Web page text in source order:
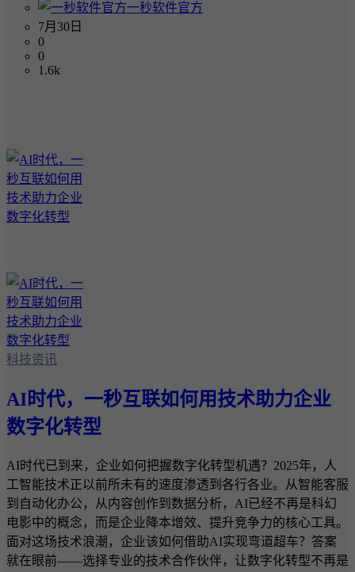
一秒软件官方
7月30日
0
0
1.6k
科技资讯
AI时代，一秒互联如何用技术助力企业
数字化转型
AI时代已到来，企业如何把握数字化转型机遇？2025年，人
工智能技术正以前所未有的速度渗透到各行各业。从智能客服
到自动化办公，从内容创作到数据分析，AI已经不再是科幻
电影中的概念，而是企业降本增效、提升竞争力的核心工具。
面对这场技术浪潮，企业该如何借助AI实现弯道超车？答案
就在眼前——选择专业的技术合作伙伴，让数字化转型不再是